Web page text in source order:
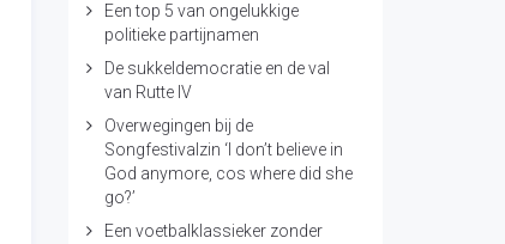
Een top 5 van ongelukkige
politieke partijnamen
De sukkeldemocratie en de val
van Rutte IV
Overwegingen bij de
Songfestivalzin ‘I don’t believe in
God anymore, cos where did she
go?’
Een voetbalklassieker zonder